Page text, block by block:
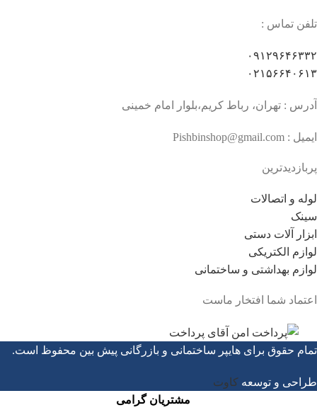
تلفن تماس :
۰۹۱۲۹۶۴۶۳۳۲
۰۲۱۵۶۶۴۰۶۱۳
آدرس : تهران، رباط کریم،بلوار امام خمینی
ایمیل : Pishbinshop@gmail.com
پربازدیدترین
لوله و اتصالات
سینک
ابزار آلات دستی
لوازم الکتریکی
لوازم بهداشتی و ساختمانی
اعتماد شما افتخار ماست
تمام حقوق برای هایپر ساختمانی و بازرگانی پیش بین محفوظ است.
طراحی و توسعه کاوت
مشتریان گرامی